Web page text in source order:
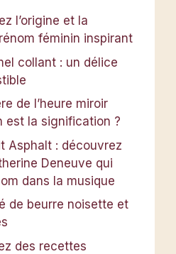
l’origine et la
féminin inspirant
collant : un délice
de l’heure miroir
est la signification ?
Asphalt : découvrez
Deneuve qui
dans la musique
de beurre noisette et
des recettes